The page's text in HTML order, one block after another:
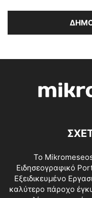
Το
Ειδησεογραφικό
Εξειδικευμένο
καλύτερο πάροχο